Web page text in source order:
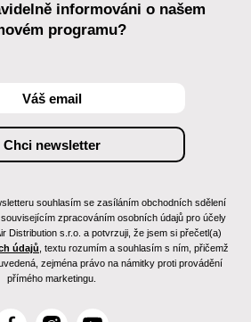
informováni o našem
programu?
souhlasím se zasíláním obchodních sdělení
zpracováním osobních údajů pro účely
Distribution s.r.o. a potvrzuji, že jsem si přečetl(a)
údajů , textu rozumím a souhlasím s ním, přičemž
zejména právo na námitky proti provádění
přímého marketingu.